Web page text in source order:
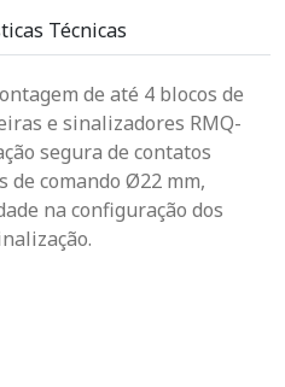
Técnicas
de até 4 blocos de
e sinalizadores RMQ-
segura de contatos
comando Ø22 mm,
na configuração dos